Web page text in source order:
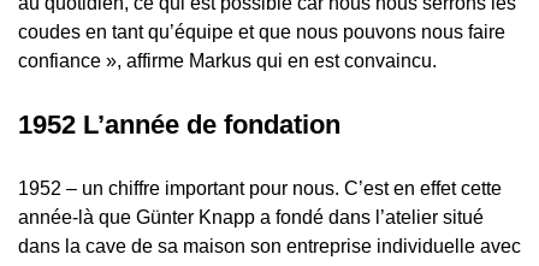
coudes en tant qu’équipe et que nous pouvons nous faire
confiance », affirme Markus qui en est convaincu.
1952 L’année de fondation
1952 – un chiffre important pour nous. C’est en effet cette
année-là que Günter Knapp a fondé dans l’atelier situé
dans la cave de sa maison son entreprise individuelle avec